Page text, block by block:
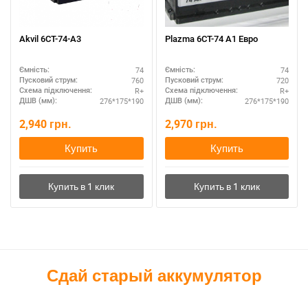
Akvil 6СТ-74-А3
Ємність: 74
Пусковий струм: 760
Схема підключення: R+
ДШВ (мм): 276*175*190
2,940 грн.
Купить
Plazma 6СТ-74 А1 Eвро
Ємність: 74
Пусковий струм: 720
Схема підключення: R+
ДШВ (мм): 276*175*190
2,970 грн.
Купить
Сдай старый аккумулятор